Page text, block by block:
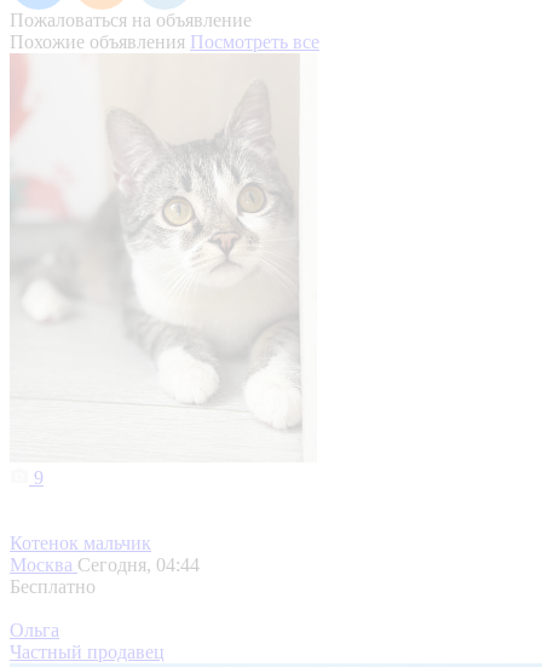
Пожаловаться на объявление
Похожие объявления Посмотреть все
9
Котенок мальчик
Москва Сегодня, 04:44
Бесплатно
Ольга
Частный продавец